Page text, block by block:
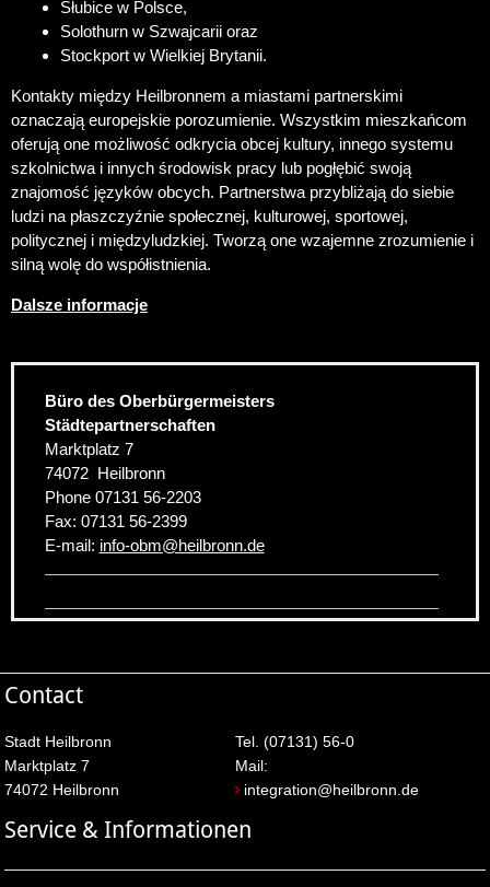
Słubice w Polsce,
Solothurn w Szwajcarii oraz
Stockport w Wielkiej Brytanii.
Kontakty między Heilbronnem a miastami partnerskimi
oznaczają europejskie porozumienie. Wszystkim mieszkańcom
oferują one możliwość odkrycia obcej kultury, innego systemu
szkolnictwa i innych środowisk pracy lub pogłębić swoją
znajomość języków obcych. Partnerstwa przybliżają do siebie
ludzi na płaszczyźnie społecznej, kulturowej, sportowej,
politycznej i międzyludzkiej. Tworzą one wzajemne zrozumienie i
silną wolę do współistnienia.
Dalsze informacje
Büro des Oberbürgermeisters
Städtepartnerschaften
Marktplatz 7
74072 Heilbronn
Phone 07131 56-2203
Fax: 07131 56-2399
E-mail: info-obm@heilbronn.de
Contact
Stadt Heilbronn
Marktplatz 7
74072 Heilbronn
Tel. (07131) 56-0
Mail:
integration@heilbronn.de
Service & Informationen